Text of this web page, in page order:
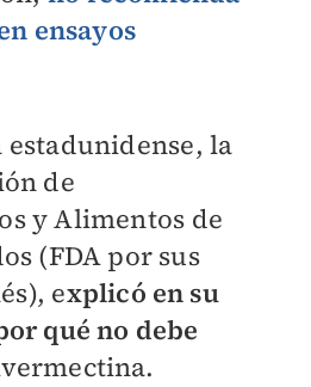
ensayos
estadunidense, la
de
y Alimentos de
(FDA por sus
explicó en su
qué no debe